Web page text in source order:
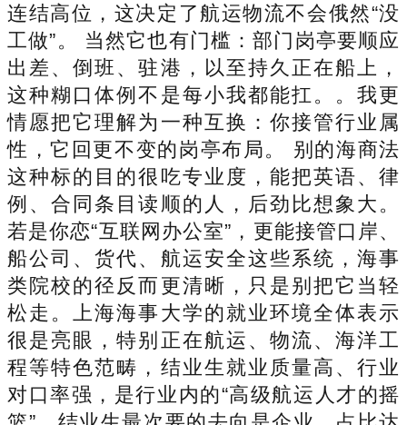
连结高位，这决定了航运物流不会俄然“没
工做”。 当然它也有门槛：部门岗亭要顺应
出差、倒班、驻港，以至持久正在船上，
这种糊口体例不是每小我都能扛。。我更
情愿把它理解为一种互换：你接管行业属
性，它回更不变的岗亭布局。 别的海商法
这种标的目的很吃专业度，能把英语、律
例、合同条目读顺的人，后劲比想象大。
若是你恋“互联网办公室”，更能接管口岸、
船公司、货代、航运安全这些系统，海事
类院校的径反而更清晰，只是别把它当轻
松走。上海海事大学的就业环境全体表示
很是亮眼，特别正在航运、物流、海洋工
程等特色范畴，结业生就业质量高、行业
对口率强，是行业内的“高级航运人才的摇